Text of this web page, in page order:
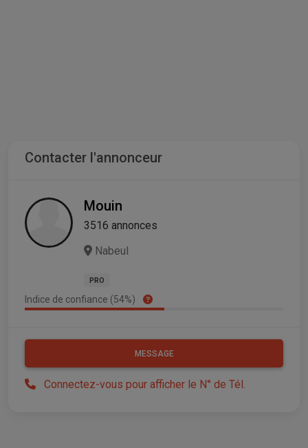
Contacter l'annonceur
Mouin
3516 annonces
Nabeul
PRO
Indice de confiance (54%)
MESSAGE
Connectez-vous pour afficher le N° de Tél.